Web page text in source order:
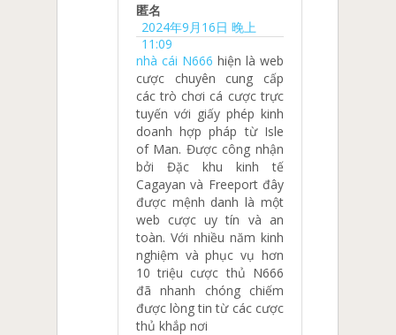
匿名
2024年9月16日 晚上
11:09
nhà cái N666 hiện là web
cược chuyên cung cấp
các trò chơi cá cược trực
tuyến với giấy phép kinh
doanh hợp pháp từ Isle
of Man. Được công nhận
bởi Đặc khu kinh tế
Cagayan và Freeport đây
được mệnh danh là một
web cược uy tín và an
toàn. Với nhiều năm kinh
nghiệm và phục vụ hơn
10 triệu cược thủ N666
đã nhanh chóng chiếm
được lòng tin từ các cược
thủ khắp nơi